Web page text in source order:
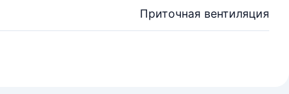
Приточная вентиляция